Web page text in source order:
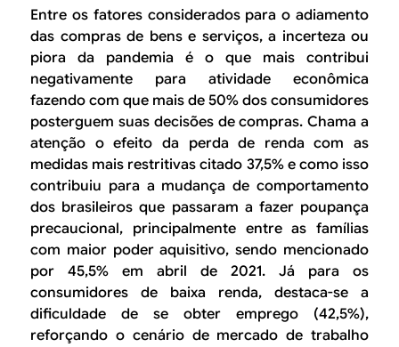
Entre os fatores considerados para o adiamento
das compras de bens e serviços, a incerteza ou
piora da pandemia é o que mais contribui
negativamente para atividade econômica
fazendo com que mais de 50% dos consumidores
posterguem suas decisões de compras. Chama a
atenção o efeito da perda de renda com as
medidas mais restritivas citado 37,5% e como isso
contribuiu para a mudança de comportamento
dos brasileiros que passaram a fazer poupança
precaucional, principalmente entre as famílias
com maior poder aquisitivo, sendo mencionado
por 45,5% em abril de 2021. Já para os
consumidores de baixa renda, destaca-se a
dificuldade de se obter emprego (42,5%),
reforçando o cenário de mercado de trabalho